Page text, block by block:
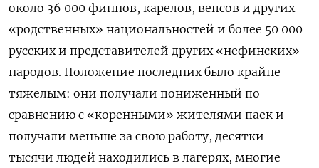
около 36 000 финнов, карелов, вепсов и других
«родственных» национальностей и более 50 000
русских и представителей других «нефинских»
народов. Положение последних было крайне
тяжелым: они получали пониженный по
сравнению с «коренными» жителями паек и
получали меньше за свою работу, десятки
тысячи людей находились в лагерях, многие